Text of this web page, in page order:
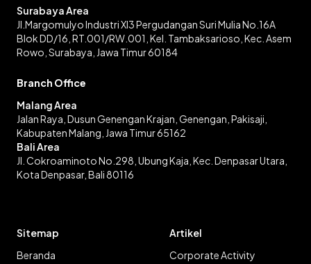
Surabaya Area
Jl.Margomulyo Industri XI3 Pergudangan Suri Mulia No.16A
Blok DD/16, RT.001/RW.001, Kel. Tambaksarioso, Kec. Asem
Rowo, Surabaya, Jawa Timur 60184
Branch Office
Malang Area
Jalan Raya, Dusun Genengan Krajan, Genengan, Pakisaji,
Kabupaten Malang, Jawa Timur 65162
Bali Area
Jl. Cokroaminoto No.298, Ubung Kaja, Kec. Denpasar Utara,
Kota Denpasar, Bali 80116
Sitemap
Beranda
Artikel
Corporate Activity